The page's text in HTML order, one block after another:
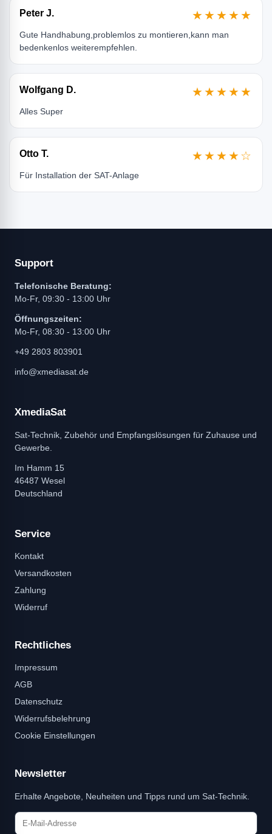
Peter J. ★★★★★
Gute Handhabung,problemlos zu montieren,kann man
bedenkenlos weiterempfehlen.
Wolfgang D. ★★★★★
Alles Super
Otto T. ★★★★☆
Für Installation der SAT-Anlage
Support
Telefonische Beratung:
Mo-Fr, 09:30 - 13:00 Uhr
Öffnungszeiten:
Mo-Fr, 08:30 - 13:00 Uhr
+49 2803 803901
info@xmediasat.de
XmediaSat
Sat-Technik, Zubehör und Empfangslösungen für Zuhause und
Gewerbe.
Im Hamm 15
46487 Wesel
Deutschland
Service
Kontakt
Versandkosten
Zahlung
Widerruf
Rechtliches
Impressum
AGB
Datenschutz
Widerrufsbelehrung
Cookie Einstellungen
Newsletter
Erhalte Angebote, Neuheiten und Tipps rund um Sat-Technik.